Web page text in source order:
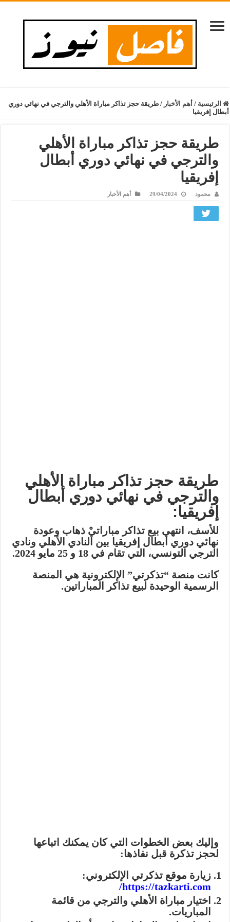
الرئيسية / أهم الأخبار / طريقة حجز تذاكر مباراة الأهلي والترجي في نهائي دوري
أبطال إفريقيا
طريقة حجز تذاكر مباراة الأهلي
والترجي في نهائي دوري أبطال
إفريقيا
محمود 29/04/2024 أهم الأخبار
طريقة حجز تذاكر مباراة الأهلي
والترجي في نهائي دوري أبطال
إفريقيا:
للأسف،
انتهى بيع تذاكر مباراتيْ ذهاب وعودة
نهائي دوري أبطال إفريقيا بين النادي الأهلي ونادي
الترجي التونسي، التي تقام في 18 و 25 مايو 2024.
كانت منصة “تذكرتي” الإلكترونية هي المنصة
الرسمية الوحيدة لبيع تذاكر المباراتين.
وإليك بعض الخطوات التي كان يمكنك اتباعها
لحجز تذكرة قبل نفاذها:
زيارة موقع تذكرتي الإلكتروني:
https://tazkarti.com/
اختيار مباراة الأهلي والترجي من قائمة
المباريات.